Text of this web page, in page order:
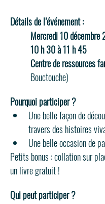
Détails de l’événement :
Mercredi 10 décembre
10 h 30 à 11 h 45
Centre de ressources
Bouctouche)
Pourquoi participer ?
Une belle façon de
travers des histoires
Une belle occasion de
Petits bonus : collation sur
un livre gratuit !
Qui peut participer ?